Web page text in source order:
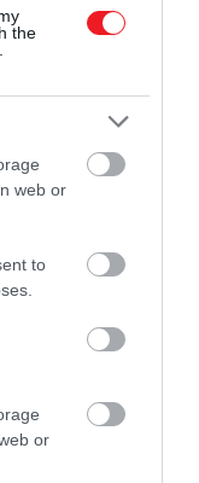
the
web or
to
or
versenyre
, a Randstad
minden 20.
miatt az
és ezek
a munkaerő
vagy jobban